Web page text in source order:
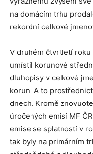
na domácím trhu
rekordní celkové
V druhém čtvrtletí roku
umístil korunové
dluhopisy v celkové
korun. A to
dnech. Kromě
úročených emisí MF
emise se splatností v
tak byly na primárním